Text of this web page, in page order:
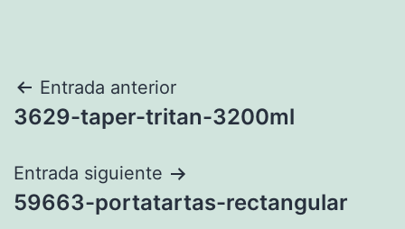
Navegación
de
entradas
Entrada anterior
3629-taper-tritan-3200ml
Entrada siguiente
59663-portatartas-rectangular